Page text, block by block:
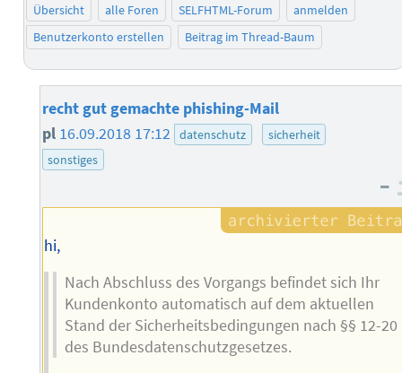
Übersicht alle Foren SELFHTML-Forum
anmelden
Benutzerkonto erstellen
Beitrag im Thread-Baum
recht gut gemachte phishing-Mail
pl 16.09.2018 17:12 datenschutz
sicherheit
sonstiges
–
hi,
Nach Abschluss des Vorgangs befindet sich Ihr
Kundenkonto automatisch auf dem aktuellen
Stand der Sicherheitsbedingungen nach §§ 12-20
des Bundesdatenschutzgesetzes.